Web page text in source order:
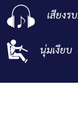
เสียงร
นุ่มเงียบ